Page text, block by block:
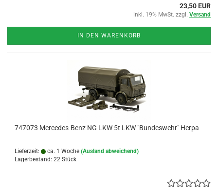
23,50 EUR
inkl. 19% MwSt. zzgl. Versand
IN DEN WARENKORB
747073 Mercedes-Benz NG LKW 5t LKW "Bundeswehr" Herpa
Lieferzeit: ca. 1 Woche (Ausland abweichend)
Lagerbestand: 22 Stück